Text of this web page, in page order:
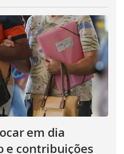
em dia
e contribuições